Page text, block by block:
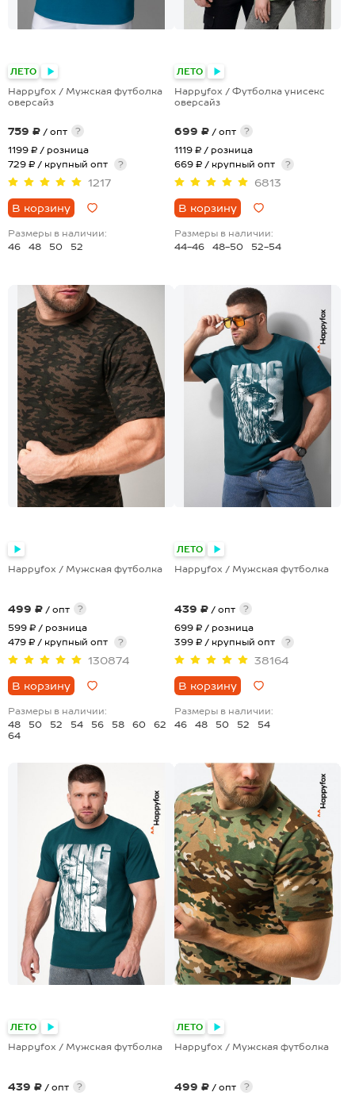
ЛЕТО
Happyfox / Мужская футболка
оверсайз
759 ₽ / опт
?
1199 ₽ / розница
729 ₽ / крупный опт
?
1217
В корзину
Размеры в наличии:
46
48 50 52
ЛЕТО
Happyfox / Футболка унисекс
оверсайз
699 ₽ / опт
?
1119 ₽ / розница
669 ₽ / крупный опт
?
6813
В корзину
Размеры в наличии:
44-46
48-50 52-54
Happyfox / Мужская футболка
499 ₽ / опт
?
599 ₽ / розница
479 ₽ / крупный опт
?
130874
В корзину
Размеры в наличии:
48
50 52 54 56 58 60
62
64
ЛЕТО
Happyfox / Мужская футболка
439 ₽ / опт
?
699 ₽ / розница
399 ₽ / крупный опт
?
38164
В корзину
Размеры в наличии:
46
48 50 52 54
ЛЕТО
Happyfox / Мужская футболка
439 ₽ / опт
?
ЛЕТО
Happyfox / Мужская футболка
499 ₽ / опт
?